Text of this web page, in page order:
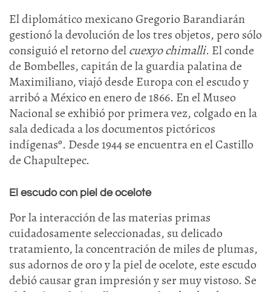
El diplomático mexicano Gregorio Barandiarán
gestionó la devolución de los tres objetos, pero sólo
consiguió el retorno delcuexyo chimalli. El conde
de Bombelles, capitán de la guardia palatina de
Maximiliano, viajó desde Europa con el escudo y
arribó a México en enero de 1866. En el Museo
Nacional se exhibió por primera vez, colgado en la
sala dedicada a los documentos pictóricos
indígenasº. Desde 1944 se encuentra en el Castillo
de Chapultepec.
El escudo con piel de ocelote
Por la interacción de las materias primas
cuidadosamente seleccionadas, su delicado
tratamiento, la concentración de miles de plumas,
sus adornos de oro y la piel de ocelote, este escudo
debió causar gran impresión y ser muy vistoso. Se